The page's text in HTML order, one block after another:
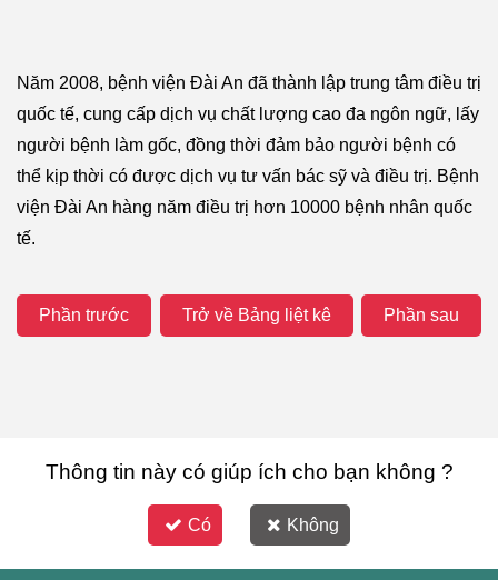
Năm 2008, bệnh viện Đài An đã thành lập trung tâm điều trị
quốc tế, cung cấp dịch vụ chất lượng cao đa ngôn ngữ, lấy
người bệnh làm gốc, đồng thời đảm bảo người bệnh có
thể kịp thời có được dịch vụ tư vấn bác sỹ và điều trị. Bệnh
viện Đài An hàng năm điều trị hơn 10000 bệnh nhân quốc
tế.
Phần trước Trở về Bảng liệt kê Phần sau
Thông tin này có giúp ích cho bạn không ?
Có Không